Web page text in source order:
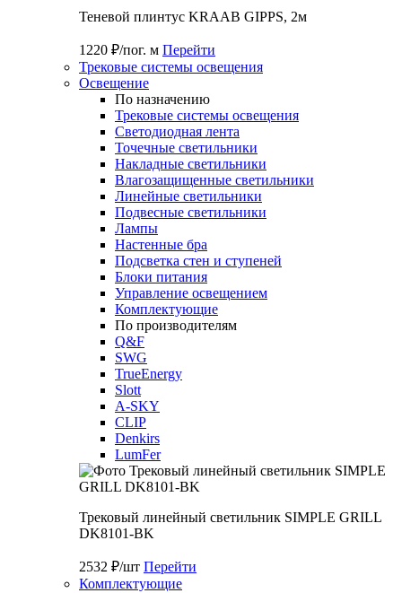
Теневой плинтус KRAAB GIPPS, 2м
1220 ₽/пог. м Перейти
Трековые системы освещения
Освещение
По назначению
Трековые системы освещения
Светодиодная лента
Точечные светильники
Накладные светильники
Влагозащищенные светильники
Линейные светильники
Подвесные светильники
Лампы
Настенные бра
Подсветка стен и ступеней
Блоки питания
Управление освещением
Комплектующие
По производителям
Q&F
SWG
TrueEnergy
Slott
A-SKY
CLIP
Denkirs
LumFer
Трековый линейный светильник SIMPLE GRILL
DK8101-BK
2532 ₽/шт Перейти
Комплектующие